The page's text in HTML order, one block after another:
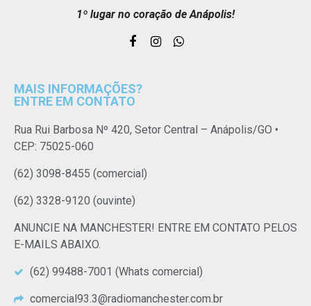
1º lugar no coração de Anápolis!
MAIS INFORMAÇÕES?
ENTRE EM CONTATO
Rua Rui Barbosa Nº 420, Setor Central – Anápolis/GO •
CEP: 75025-060
(62) 3098-8455 (comercial)
(62) 3328-9120 (ouvinte)
ANUNCIE NA MANCHESTER! ENTRE EM CONTATO PELOS
E-MAILS ABAIXO.
(62) 99488-7001 (Whats comercial)
comercial93.3@radiomanchester.com.br